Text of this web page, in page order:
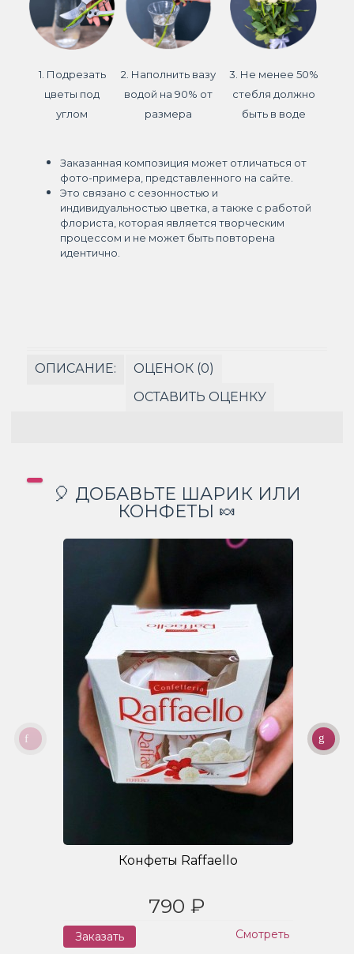
1. Подрезать
цветы под
углом
2. Наполнить вазу
водой на 90% от
размера
3. Не менее 50%
стебля должно
быть в воде
Заказанная композиция может отличаться от
фото-примера, представленного на сайте.
Это связано с сезонностью и
индивидуальностью цветка, а также с работой
флориста, которая является творческим
процессом и не может быть повторена
идентично.
ОПИСАНИЕ:
ОЦЕНОК (0)
ОСТАВИТЬ ОЦЕНКУ
🎈 ДОБАВЬТЕ ШАРИК ИЛИ
КОНФЕТЫ 🍬
Конфеты Raffaello
790 ₽
Заказать Смотреть